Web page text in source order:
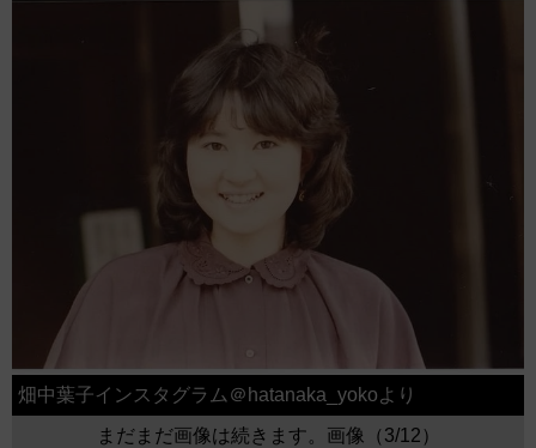
畑中葉子インスタグラム＠hatanaka_yokoより
まだまだ画像は続きます。画像（3/12）